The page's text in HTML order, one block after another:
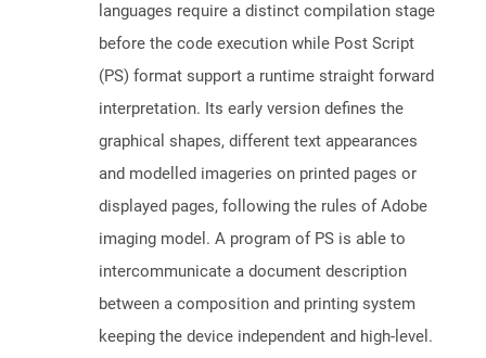
languages require a distinct compilation stage
before the code execution while Post Script
(PS) format support a runtime straight forward
interpretation. Its early version defines the
graphical shapes, different text appearances
and modelled imageries on printed pages or
displayed pages, following the rules of Adobe
imaging model. A program of PS is able to
intercommunicate a document description
between a composition and printing system
keeping the device independent and high-level.